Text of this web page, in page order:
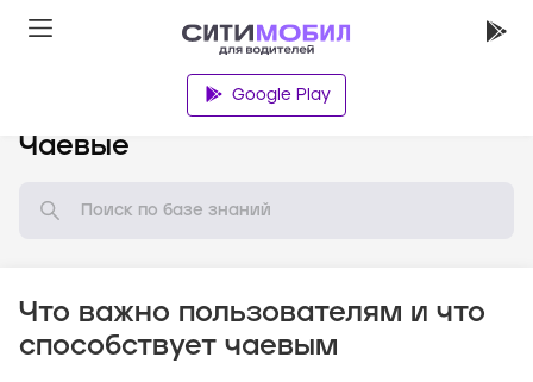
Google Play
Чаевые
Что важно пользователям и что
способствует чаевым